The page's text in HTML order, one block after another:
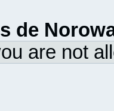
de
are not